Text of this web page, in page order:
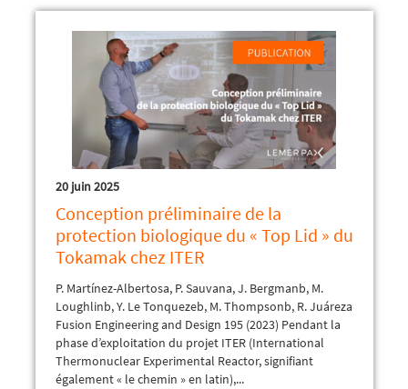
20 juin 2025
Conception préliminaire de la
protection biologique du « Top Lid » du
Tokamak chez ITER
P. Martínez-Albertosa, P. Sauvana, J. Bergmanb, M.
Loughlinb, Y. Le Tonquezeb, M. Thompsonb, R. Juáreza
Fusion Engineering and Design 195 (2023) Pendant la
phase d’exploitation du projet ITER (International
Thermonuclear Experimental Reactor, signifiant
également « le chemin » en latin),...